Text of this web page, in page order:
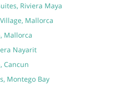
Riviera Maya
Mallorca
Mallorca
Nayarit
Cancun
Montego Bay